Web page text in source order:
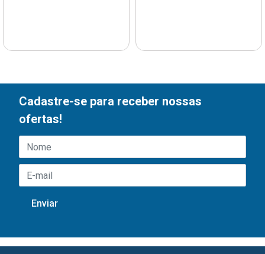
Cadastre-se para receber nossas
ofertas!